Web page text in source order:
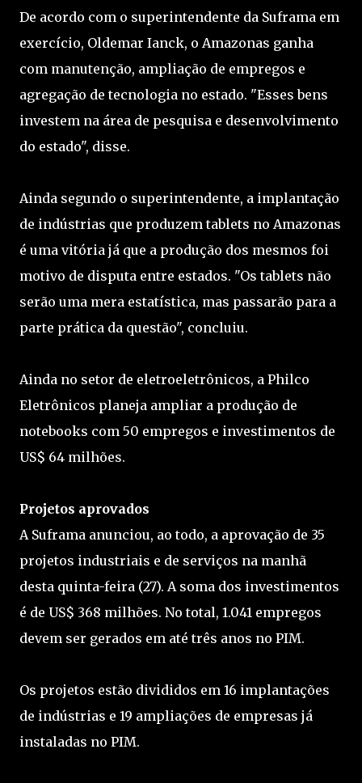
De acordo com o superintendente da Suframa em
exercício, Oldemar Ianck, o Amazonas ganha
com manutenção, ampliação de empregos e
agregação de tecnologia no estado. "Esses bens
investem na área de pesquisa e desenvolvimento
do estado", disse.
Ainda segundo o superintendente, a implantação
de indústrias que produzem tablets no Amazonas
é uma vitória já que a produção dos mesmos foi
motivo de disputa entre estados. "Os tablets não
serão uma mera estatística, mas passarão para a
parte prática da questão", concluiu.
Ainda no setor de eletroeletrônicos, a Philco
Eletrônicos planeja ampliar a produção de
notebooks com 50 empregos e investimentos de
US$ 64 milhões.
Projetos aprovados
A Suframa anunciou, ao todo, a aprovação de 35
projetos industriais e de serviços na manhã
desta quinta-feira (27). A soma dos investimentos
é de US$ 368 milhões. No total, 1.041 empregos
devem ser gerados em até três anos no PIM.
Os projetos estão divididos em 16 implantações
de indústrias e 19 ampliações de empresas já
instaladas no PIM.